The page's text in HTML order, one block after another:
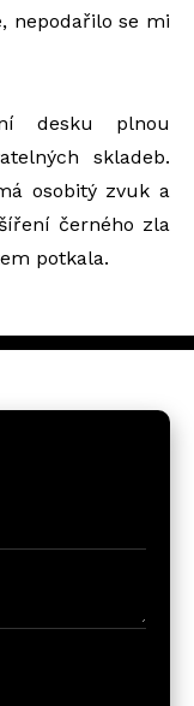
nepodařilo se mi
desku plnou
skladeb.
osobitý zvuk a
černého zla
potkala.